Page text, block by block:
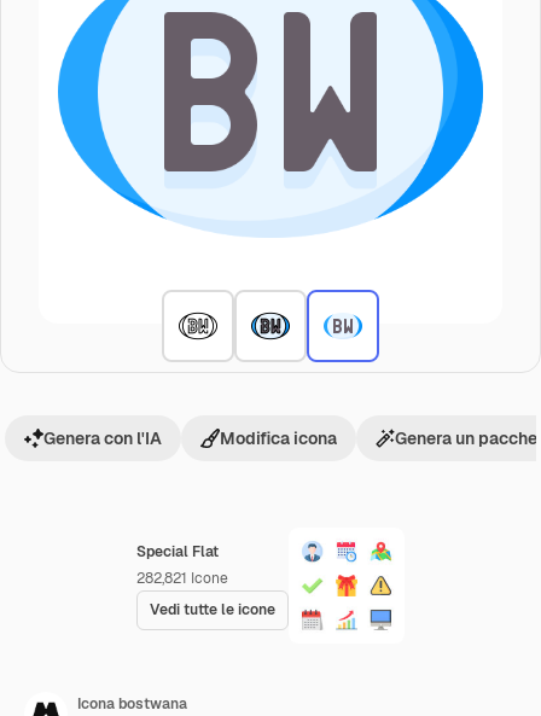
Special Flat
282,821 Icone
Vedi tutte le icone
Genera con l'IA Modifica icona Genera un
Icona bostwana